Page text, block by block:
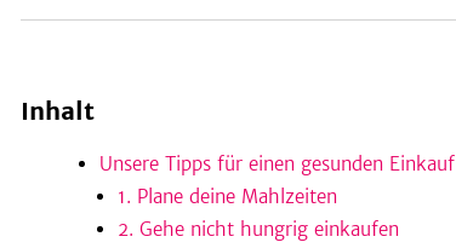
Inhalt
Unsere Tipps für einen gesunden Einkauf
1. Plane deine Mahlzeiten
2. Gehe nicht hungrig einkaufen